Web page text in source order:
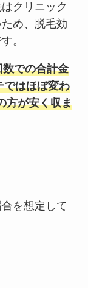
クリニック
め、脱毛効
。
での合計金
ではほぼ変わ
方が安く収ま
を想定して